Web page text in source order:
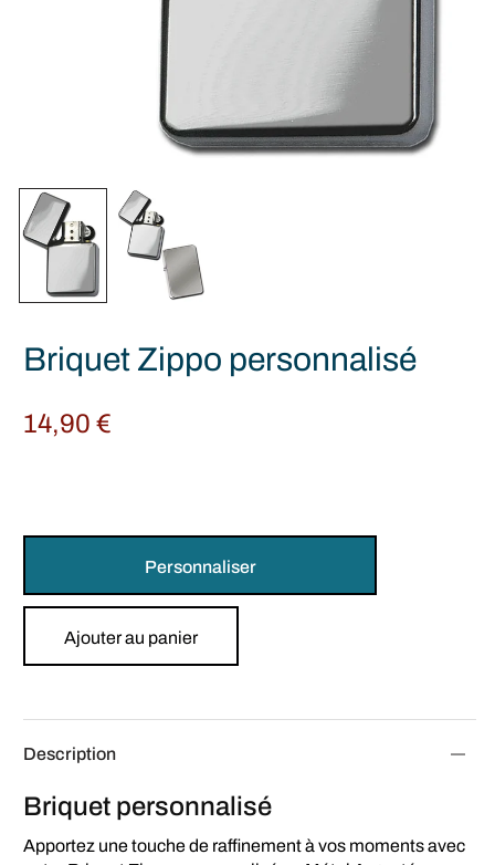
Briquet Zippo personnalisé
14,90€
Personnaliser
Ajouter au panier
Description
Briquet personnalisé
Apportez une touche de raffinement à vos moments avec